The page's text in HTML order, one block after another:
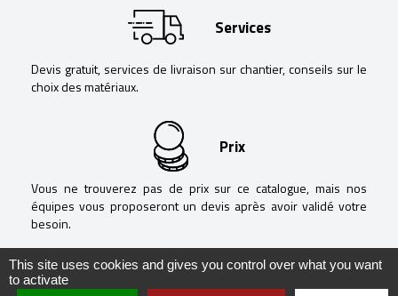
Services
Devis gratuit, services de livraison sur chantier, conseils sur le
choix des matériaux.
Prix
Vous ne trouverez pas de prix sur ce catalogue, mais nos
équipes vous proposeront un devis après avoir validé votre
besoin.
This site uses cookies and gives you control over what you want
to activate